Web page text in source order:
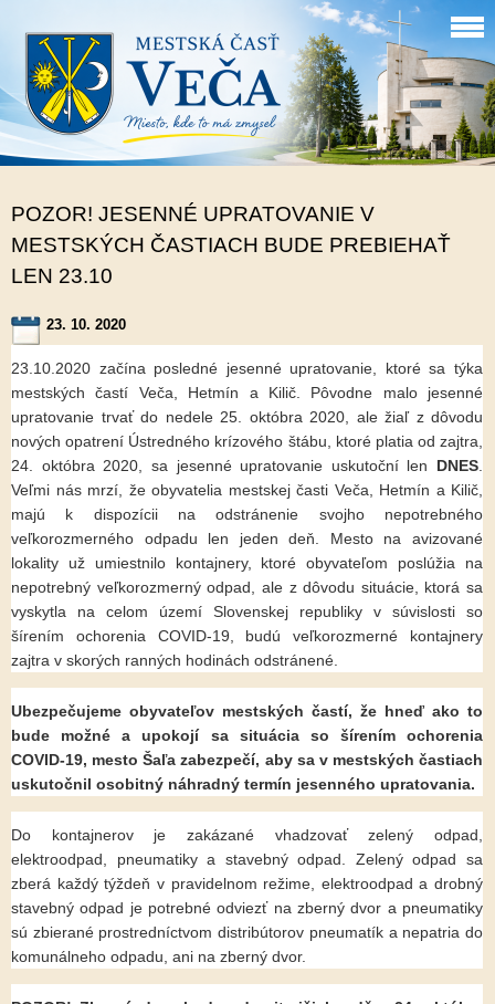
POZOR! JESENNÉ UPRATOVANIE V
MESTSKÝCH ČASTIACH BUDE PREBIEHAŤ
LEN 23.10
23. 10. 2020
23.10.2020 začína posledné jesenné upratovanie, ktoré sa týka
mestských častí Veča, Hetmín a Kilič. Pôvodne malo jesenné
upratovanie trvať do nedele 25. októbra 2020, ale žiaľ z dôvodu
nových opatrení Ústredného krízového štábu, ktoré platia od zajtra,
24. októbra 2020, sa jesenné upratovanie uskutoční len DNES
Veľmi nás mrzí, že obyvatelia mestskej časti Veča, Hetmín a Kilič,
majú k dispozícii na odstránenie svojho nepotrebného
veľkorozmerného odpadu len jeden deň. Mesto na avizované
lokality už umiestnilo kontajnery, ktoré obyvateľom poslúžia na
nepotrebný veľkorozmerný odpad, ale z dôvodu situácie, ktorá sa
vyskytla na celom území Slovenskej republiky v súvislosti so
šírením ochorenia COVID-19, budú veľkorozmerné kontajnery
zajtra v skorých ranných hodinách odstránené.
Ubezpečujeme obyvateľov mestských častí, že hneď ako to
bude možné a upokojí sa situácia so šírením ochorenia
COVID-19, mesto Šaľa zabezpečí, aby sa v mestských častiach
uskutočnil osobitný náhradný termín jesenného upratovania.
Do kontajnerov je zakázané vhadzovať zelený odpad,
elektroodpad, pneumatiky a stavebný odpad. Zelený odpad sa
zberá každý týždeň v pravidelnom režime, elektroodpad a drobný
stavebný odpad je potrebné odviezť na zberný dvor a pneumatiky
sú zbierané prostredníctvom distribútorov pneumatík a nepatria do
komunálneho odpadu, ani na zberný dvor.